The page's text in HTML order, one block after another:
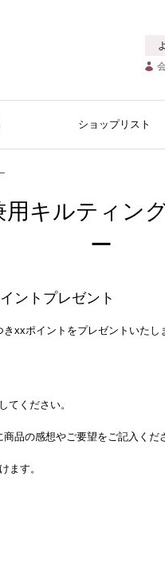
ショップリスト
用キルティン
ー
ントプレゼント
xxポイントをプレゼントいたし
てください。
品の感想やご要望をご記入くだ
ます。